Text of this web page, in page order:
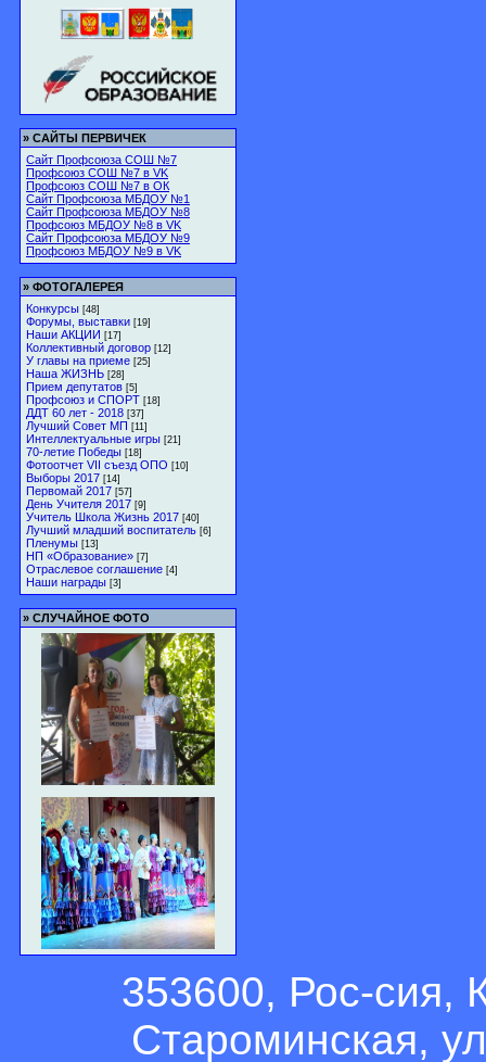
» САЙТЫ ПЕРВИЧЕК
Сайт Профсоюза СОШ №7
Профсоюз СОШ №7 в VK
Профсоюз СОШ №7 в ОК
Сайт Профсоюза МБДОУ №1
Сайт Профсоюза МБДОУ №8
Профсоюз МБДОУ №8 в VK
Сайт Профсоюза МБДОУ №9
Профсоюз МБДОУ №9 в VK
» ФОТОГАЛЕРЕЯ
Конкурсы [48]
Форумы, выставки [19]
Наши АКЦИИ [17]
Коллективный договор [12]
У главы на приеме [25]
Наша ЖИЗНЬ [28]
Прием депутатов [5]
Профсоюз и СПОРТ [18]
ДДТ 60 лет - 2018 [37]
Лучший Совет МП [11]
Интеллектуальные игры [21]
70-летие Победы [18]
Фотоотчет VII съезд ОПО [10]
Выборы 2017 [14]
Первомай 2017 [57]
День Учителя 2017 [9]
Учитель Школа Жизнь 2017 [40]
Лучший младший воспитатель [6]
Пленумы [13]
НП «Образование» [7]
Отраслевое соглашение [4]
Наши награды [3]
» СЛУЧАЙНОЕ ФОТО
353600, Рос-сия,
Староминская,